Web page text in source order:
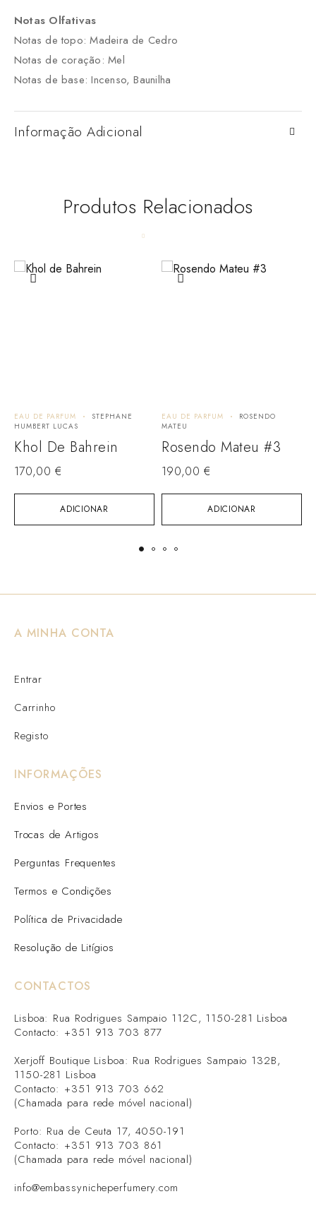
Notas Olfativas
Notas de topo: Madeira de Cedro
Notas de coração: Mel
Notas de base: Incenso, Baunilha
Informação Adicional
Produtos Relacionados
ADICIONAR
EAU DE PARFUM
STEPHANE
HUMBERT LUCAS
Khol De Bahrein
170,00 €
ADICIONAR
EAU DE PARFUM
ROSENDO
MATEU
Rosendo Mateu #3
190,00 €
A MINHA CONTA
Entrar
Carrinho
Registo
INFORMAÇÕES
Envios e Portes
Trocas de Artigos
Perguntas Frequentes
Termos e Condições
Política de Privacidade
Resolução de Litígios
CONTACTOS
Lisboa: Rua Rodrigues Sampaio 112C, 1150-281 Lisboa
Contacto: +351 913 703 877
Xerjoff Boutique Lisboa: Rua Rodrigues Sampaio 132B,
1150-281 Lisboa
Contacto: +351 913 703 662
(Chamada para rede móvel nacional)
Porto: Rua de Ceuta 17, 4050-191
Contacto: +351 913 703 861
(Chamada para rede móvel nacional)
info@embassynicheperfumery.com